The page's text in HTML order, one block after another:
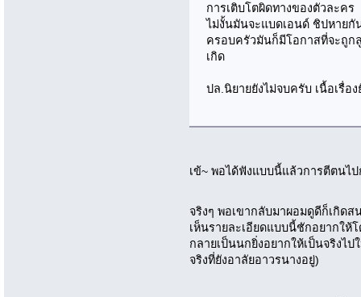
การเติบโตผิดทางของตัวละคร
ไม่งั้นมันจะแบดเอนด์ ชิปหายกั
ครอบครัวมันก็มีโอกาสที่จะถูก
เกิด
ปล.นิยายยังไม่จบครับ เนื้อเรื่อง
เข้~ พอได้ฟังแบบนี้แล้วการตีตนไ
จริงๆ พอเขากลับมาผอมดูดีก็เกิด
เห็นรายละเอียดแบบนี้ชักอยากให้
กลายเป็นนกยิ่งอยากให้เป็นจริงไ
จริงที่ยังอาลัยอาวรนางอยู่)